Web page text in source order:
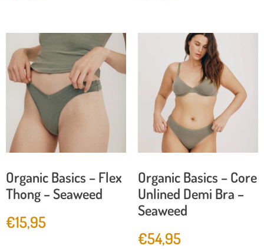
Organic Basics – Flex
Thong – Seaweed
€15,95
Organic Basics – Core
Unlined Demi Bra –
Seaweed
€54,95